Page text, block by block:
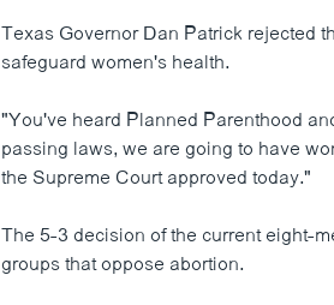
Texas Governor Dan Patrick rejected
safeguard women's health.
"You've heard Planned Parenthood
passing laws, we are going to have
the Supreme Court approved today."
The 5-3 decision of the current eight-
groups that oppose abortion.